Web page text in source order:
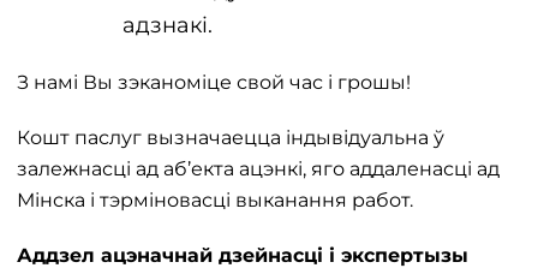
адзнакі.
З намі Вы зэканоміце свой час і грошы!
Кошт паслуг вызначаецца індывідуальна ў
залежнасці ад аб’екта ацэнкі, яго аддаленасці ад
Мінска і тэрміновасці выканання работ.
Аддзел ацэначнай дзейнасці і экспертызы